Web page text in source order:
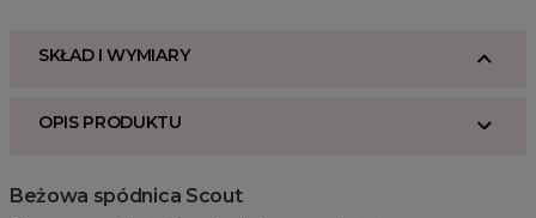
SKŁAD I WYMIARY
OPIS PRODUKTU
Beżowa spódnica Scout